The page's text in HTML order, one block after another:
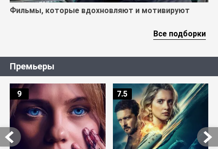
Фильмы, которые вдохновляют и мотивируют
Все подборки
Премьеры
9 7.5